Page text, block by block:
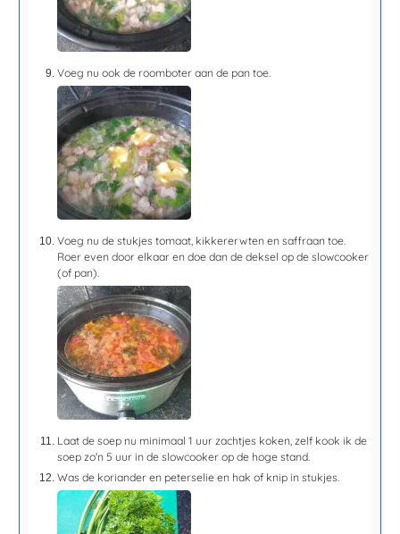
Voeg nu ook de roomboter aan de pan toe.
Voeg nu de stukjes tomaat, kikkererwten en saffraan toe.
Roer even door elkaar en doe dan de deksel op de slowcooker
(of pan).
Laat de soep nu minimaal1 uur zachtjes koken, zelf kook ik de
soep zo'n 5 uur in de slowcooker op de hoge stand.
Was de koriander en peterselie en hak of knip in stukjes.